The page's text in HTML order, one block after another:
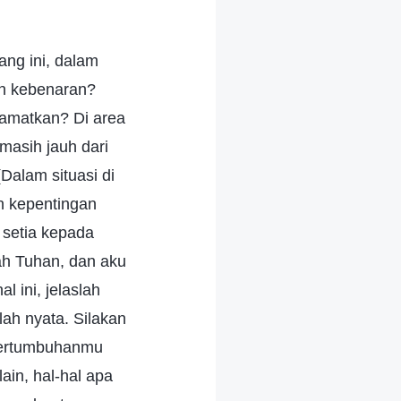
hidupnya, orang macam apakah itu? Bukankah itu adalah orang yang hidup di bawah kendali penuh watak rusak Iblis, yang tidak ada harapan untuk diselamatkan? (Ya.) Pernahkah engkau memikirkan pertanyaan-pertanyaan ini ketika engkau biasanya membaca firman Tuhan dan memeriksa dirimu sendiri? Kebanyakan orang belum memikirkannya, bukan? Kebanyakan orang hanya berpikir, "Aku mulai percaya kepada Tuhan pada usia tujuh belas tahun, dan sekarang aku berusia empat puluh tujuh tahun. Aku sudah percaya kepada Tuhan selama bertahun-tahun, dan aku telah diburu beberapa kali, tetapi Tuhan telah melindungiku dan membantuku untuk meloloskan diri. Aku pernah tinggal di gua-gua dan gubuk, pernah berhari-hari tidak makan, dan terjaga selama berjam-jam tanpa tidur sedikit pun. Aku telah menanggung begitu banyak penderitaan dan melakukan perjalanan yang sangat jauh, semuanya demi melaksanakan tugasku, melakukan pekerjaanku, dan menyelesaikan tugasku. Ada harapan yang sangat besar bagiku untuk diselamatkan, aku sudah mulai menempuh jalan keselamatan. Aku sangat beruntung! Aku sangat bersyukur kepada Tuhan. Ini adalah kasih karunia-Nya! Aku tidak berharga di mata dunia, dan semua orang memandang rendah diriku, dan aku tak pernah menganggap diriku istimewa, tetapi karena peninggian Tuhan, karena Dia mengangkatku—orang yang miskin ini—keluar dari tumpukan sampah, aku ditempatkan di jalan menuju keselamatan, dan diberi kehormatan untuk melaksanakan tugasku di rumah-Nya. Dia